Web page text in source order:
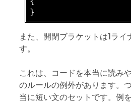
また、開閉ブラケットは1ライ
す。
これは、コードを本当に読み
のルールの例外があります。
当に短い文のセットです。例